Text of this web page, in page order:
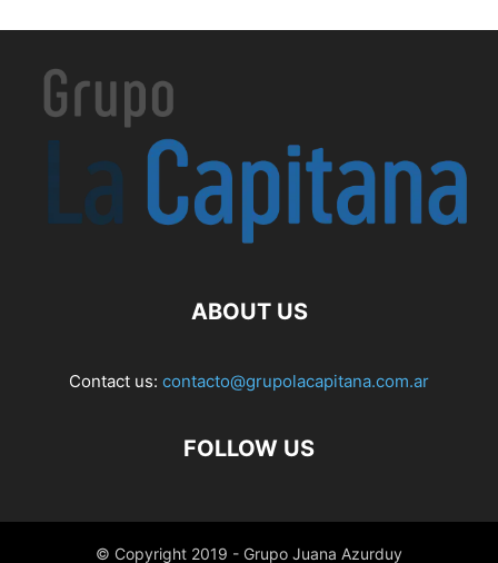
ABOUT US
Contact us: contacto@grupolacapitana.com.ar
FOLLOW US
© Copyright 2019 - Grupo Juana Azurduy